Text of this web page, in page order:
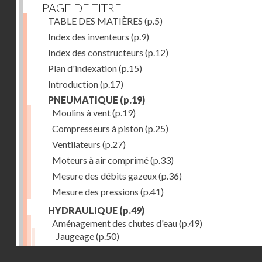
PAGE DE TITRE
TABLE DES MATIÈRES (p.5)
Index des inventeurs (p.9)
Index des constructeurs (p.12)
Plan d'indexation(p.15)
Introduction(p.17)
PNEUMATIQUE (p.19)
Moulins à vent(p.19)
Compresseurs à piston(p.25)
Ventilateurs (p.27)
Moteurs à air comprimé(p.33)
Mesure des débits gazeux(p.36)
Mesure des pressions (p.41)
HYDRAULIQUE (p.49)
Aménagement des chutes d'eau(p.49)
Jaugeage(p.50)